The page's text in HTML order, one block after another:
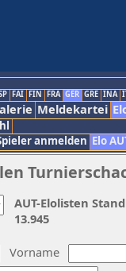
FAI FIN FRA GER GRE INA
Meldekartei
anmelden Elo
Vorname
AUT-Elolisten
13.945